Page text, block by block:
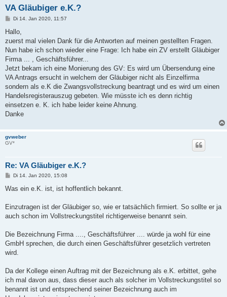
VA Gläubiger e.K.?
B
i
r
a
Di 14. Jan 2020, 11:57
Hallo,
zuerst mal vielen Dank für die Antworten auf meinen gestellten Fragen.
Nun habe ich schon wieder eine Frage: Ich habe ein ZV erstellt Gläubiger
Firma ... , Geschäftsführer...
Jetzt bekam ich eine Monierung des GV: Es wird um Übersendung eine
VA Antrags ersucht in welchem der Gläubiger nicht als Einzelfirma
sondern als e.K die Zwangsvollstreckung beantragt und es wird um einen
Handelsregisterauszug gebeten. Wie müsste ich es denn richtig
einsetzen e. K. ich habe leider keine Ahnung.
Danke
gvweber
GV*
Re: VA Gläubiger e.K.?
B
i
a
Di 14. Jan 2020, 15:08
Was ein e.K. ist, ist hoffentlich bekannt.
Einzutragen ist der Gläubiger so, wie er tatsächlich firmiert. So sollte er ja
auch schon im Vollstreckungstitel richtigerweise benannt sein.
Die Bezeichnung Firma ...., Geschäftsführer .... würde ja wohl für eine
GmbH sprechen, die durch einen Geschäftsführer gesetzlich vertreten
wird.
Da der Kollege einen Auftrag mit der Bezeichnung als e.K. erbittet, gehe
ich mal davon aus, dass dieser auch als solcher im Vollstreckungstitel so
benannt ist und entsprechend seiner Bezeichnung auch im